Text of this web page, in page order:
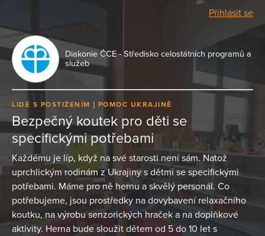
Přihlásit se
Diakonie ČCE - Středisko celostátních programů a
služeb
LIDÉ S POSTIŽENÍM POMOC UKRAJINĚ
Bezpečný koutek pro děti se
specifickými potřebami
Každému je líp, když na své starosti není sám. Natož
uprchlickým rodinám z Ukrajiny s dětmi se specifickými
potřebami. Máme pro ně hernu a skvělý personál. Co
potřebujeme, jsou prostředky na dovybavení relaxačního
koutku, na výrobu senzorických hraček a na doplňkové
aktivity. Herna bude sloužit dětem od 5 do 10 let s